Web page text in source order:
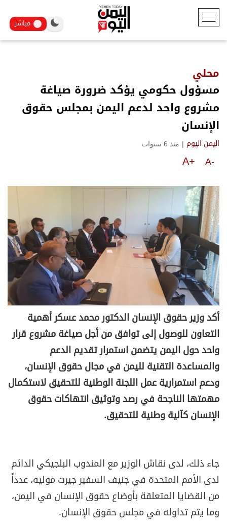
مباشر
محلي
مسؤول حكومي يؤكد ضرورة صياغة
مشروع واحد لدعم اليمن بمجلس حقوق
الإنسان
اليمن اليوم | منذ 6 سنوات
A-
A+
أكد وزير حقوق الإنسان الدكتور محمد عسكر أهمية
التعاون للوصول إلى توافق من أجل صياغة مشروع قرار
واحد حول اليمن يتضمن استمرار تقديم الدعم
والمساعدة التقنية لليمن في مجال حقوق الإنسان،
ودعم استمرارية عمل اللجنة الوطنية للتحقيق لاستكمال
مهمتها الناجحة في رصد وتوثيق انتهاكات حقوق
الإنسان كآلية وطنية للتحقيق.
جاء ذلك، لدى نقاش الوزير مع المندوب البلجيكي الدائم
لدى الأمم المتحدة في جنيف السفير جيرت موليه، عدداً
من القضايا المتعلقة بأوضاع حقوق الإنسان في اليمن،
وما يتم تداوله في مجلس حقوق الإنسان.